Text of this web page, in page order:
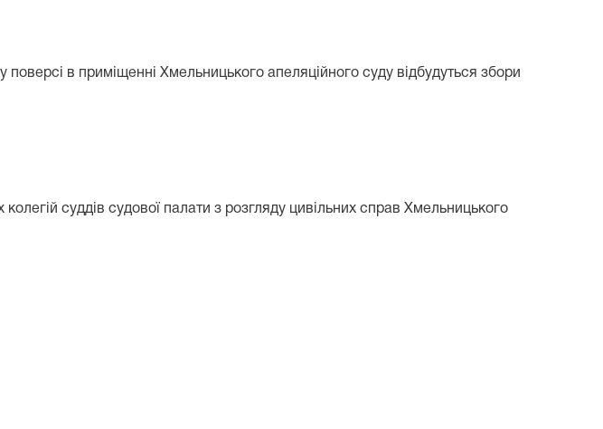
в приміщенні Хмельницького апеляційного суду відбудуться збори
суддів судової палати з розгляду цивільних справ Хмельницького